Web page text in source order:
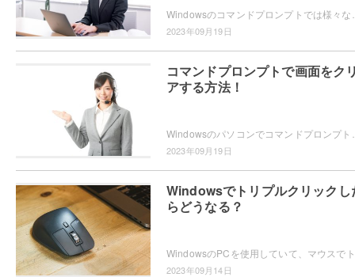
2023年09月19日
コマンドプロンプトで画面をク
アする方法！
2023年09月19日
Windowsでトリプルクリックし
らどうなる？
2023年09月14日